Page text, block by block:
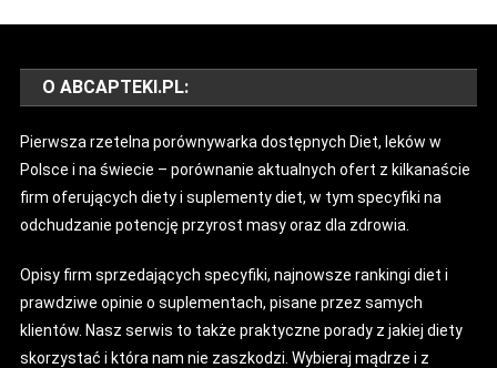
O ABCAPTEKI.PL:
Pierwsza rzetelna porównywarka dostępnych Diet, leków w
Polsce i na świecie – porównanie aktualnych ofert z kilkanaście
firm oferujących diety i suplementy diet, w tym specyfiki na
odchudzanie potencję przyrost masy oraz dla zdrowia.
Opisy firm sprzedających specyfiki, najnowsze rankingi diet i
prawdziwe opinie o suplementach, pisane przez samych
klientów. Nasz serwis to także praktyczne porady z jakiej diety
skorzystać i która nam nie zaszkodzi. Wybieraj mądrze i z